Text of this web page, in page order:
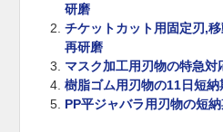
研磨
チケットカット用固定刃,
再研磨
マスク加工用刃物の特急対
樹脂ゴム用刃物の11日短
PP平ジャバラ用刃物の短